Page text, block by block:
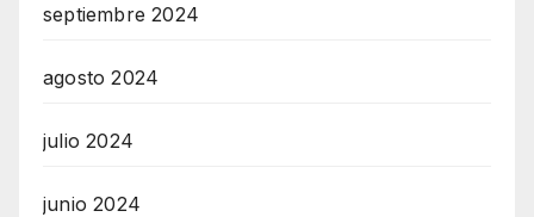
septiembre 2024
agosto 2024
julio 2024
junio 2024